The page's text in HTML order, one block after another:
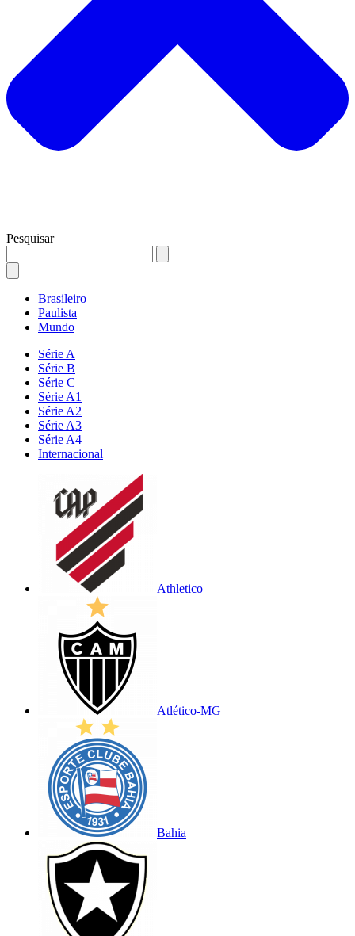
Pesquisar
Brasileiro
Paulista
Mundo
Série A
Série B
Série C
Série A1
Série A2
Série A3
Série A4
Internacional
Athletico
Atlético-MG
Bahia